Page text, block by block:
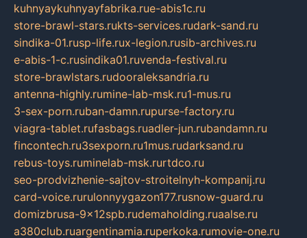
kuhnyaykuhnyayfabrika.rue-abis1c.ru
store-brawl-stars.rukts-services.rudark-sand.ru
sindika-01.rusp-life.rux-legion.rusib-archives.ru
e-abis-1-c.rusindika01.ruvenda-festival.ru
store-brawlstars.rudooraleksandria.ru
antenna-highly.rumine-lab-msk.ru1-mus.ru
3-sex-porn.ruban-damn.rupurse-factory.ru
viagra-tablet.rufasbags.ruadler-jun.rubandamn.ru
fincontech.ru3sexporn.ru1mus.rudarksand.ru
rebus-toys.ruminelab-msk.rurtdco.ru
seo-prodvizhenie-sajtov-stroitelnyh-kompanij.ru
card-voice.rurulonnyygazon177.rusnow-guard.ru
domizbrusa-9x12spb.rudemaholding.ruaalse.ru
a380club.ruargentinamia.ruperkoka.rumovie-one.ru